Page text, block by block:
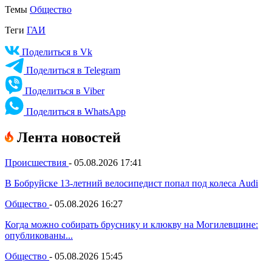
Темы Общество
Теги ГАИ
Поделиться в Vk
Поделиться в Telegram
Поделиться в Viber
Поделиться в WhatsApp
Лента новостей
Происшествия - 05.08.2026 17:41
В Бобруйске 13-летний велосипедист попал под колеса Audi
Общество - 05.08.2026 16:27
Когда можно собирать бруснику и клюкву на Могилевщине:
опубликованы...
Общество - 05.08.2026 15:45